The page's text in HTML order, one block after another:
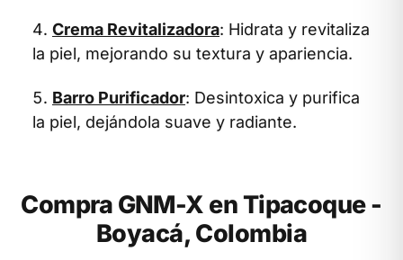
Crema Revitalizadora: Hidrata y revitaliza
la piel, mejorando su textura y apariencia.
Barro Purificador: Desintoxica y purifica
la piel, dejándola suave y radiante.
Compra GNM-X en Tipacoque -
Boyacá, Colombia